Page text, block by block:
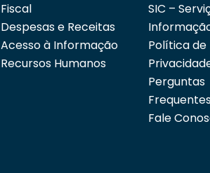
Fiscal
Despesas e Receitas
Acesso à Informação
Recursos Humanos
SIC –
Política de
Perguntas
Fale